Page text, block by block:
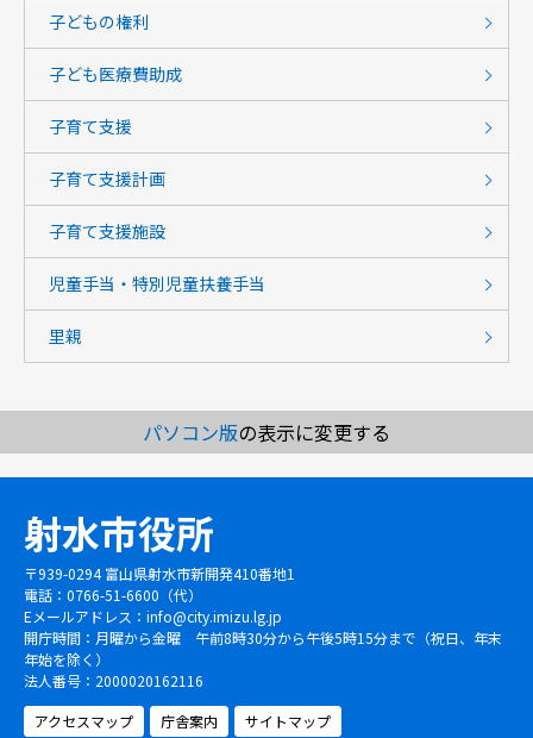
子どもの権利
子ども医療費助成
子育て支援
子育て支援計画
子育て支援施設
児童手当・特別児童扶養手当
里親
パソコン版の表示に変更する
射水市役所
〒939-0294 富山県射水市新開発410番地1
電話：0766-51-6600（代）
Eメールアドレス： info@city.imizu.lg.jp
開庁時間：月曜から金曜 午前8時30分から午後5時15分まで（祝日、年末
年始を除く）
法人番号：2000020162116
アクセスマップ
庁舎案内 サイトマップ